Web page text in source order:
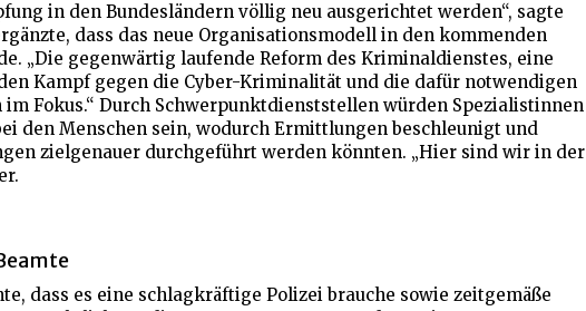
in den Bundesländern völlig neu ausgerichtet werden“, sagte
dass das neue Organisationsmodell in den kommenden
„Die gegenwärtig laufende Reform des Kriminaldienstes, eine
Kampf gegen die Cyber-Kriminalität und die dafür notwendigen
Fokus.“ Durch Schwerpunktdienststellen würden Spezialistinnen
den Menschen sein, wodurch Ermittlungen beschleunigt und
zielgenauer durchgeführt werden könnten. „Hier sind wir in der
dass es eine schlagkräftige Polizei brauche sowie zeitgemäße